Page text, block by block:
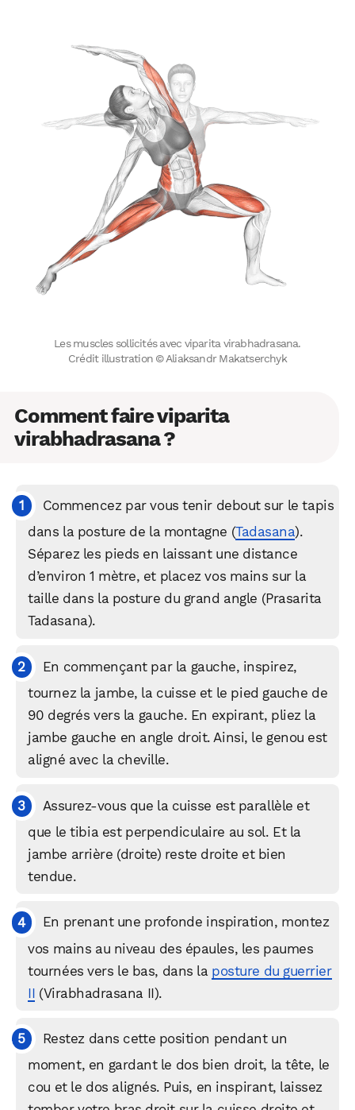
Les muscles sollicités avec viparita virabhadrasana.
Crédit illustration © Aliaksandr Makatserchyk
Comment faire viparita
virabhadrasana ?
Commencez par vous tenir debout sur le tapis
dans la posture de la montagne (Tadasana).
Séparez les pieds en laissant une distance
d’environ 1 mètre, et placez vos mains sur la
taille dans la posture du grand angle (Prasarita
Tadasana).
En commençant par la gauche, inspirez,
tournez la jambe, la cuisse et le pied gauche de
90 degrés vers la gauche. En expirant, pliez la
jambe gauche en angle droit. Ainsi, le genou est
aligné avec la cheville.
Assurez-vous que la cuisse est parallèle et
que le tibia est perpendiculaire au sol. Et la
jambe arrière (droite) reste droite et bien
tendue.
En prenant une profonde inspiration, montez
vos mains au niveau des épaules, les paumes
tournées vers le bas, dans la posture du guerrier
II (Virabhadrasana II).
Restez dans cette position pendant un
moment, en gardant le dos bien droit, la tête, le
cou et le dos alignés. Puis, en inspirant, laissez